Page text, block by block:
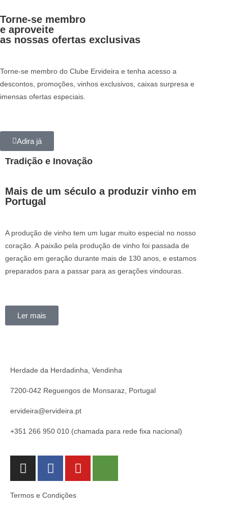
Torne-se membro
e aproveite
as nossas ofertas exclusivas
Torne-se membro do Clube Ervideira e tenha acesso a
descontos, promoções, vinhos exclusivos, caixas surpresa e
imensas ofertas especiais.
Adira já
Tradição e Inovação
Mais de um século a produzir vinho em
Portugal
A produção de vinho tem um lugar muito especial no nosso
coração. A paixão pela produção de vinho foi passada de
geração em geração durante mais de 130 anos, e estamos
preparados para a passar para as gerações vindouras.
Ler mais
Herdade da Herdadinha, Vendinha
7200-042 Reguengos de Monsaraz, Portugal
ervideira@ervideira.pt
+351 266 950 010 (chamada para rede fixa nacional)
Termos e Condições